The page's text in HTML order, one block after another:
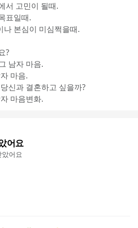
서 고민이 될때.
표일때.
본심이 미심쩍을때.
?
남자 마음.
마음.
신과 결혼하고 싶을까?
마음변화.
어요
어요